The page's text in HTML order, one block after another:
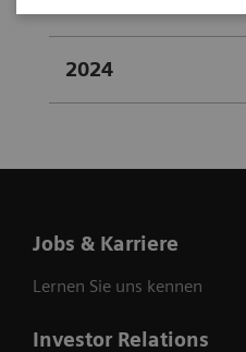
2024
Jobs & Karriere
Lernen Sie uns kennen
Investor Relations